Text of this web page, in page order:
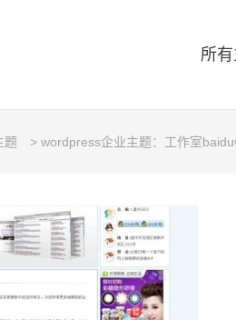
所
题 > wordpress企业主题：工作室